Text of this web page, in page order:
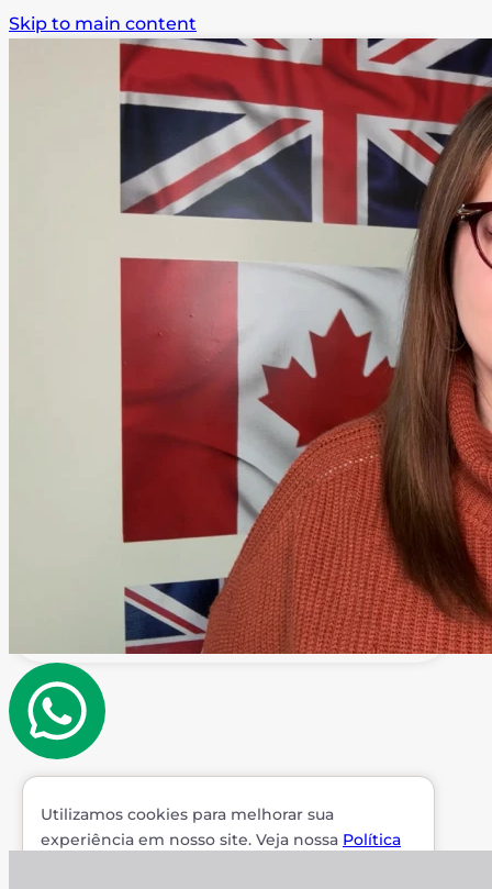
Skip to main content
Utilizamos cookies para melhorar sua
experiência em nosso site. Veja nossa Política